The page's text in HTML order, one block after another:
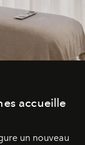
accueille
un nouveau